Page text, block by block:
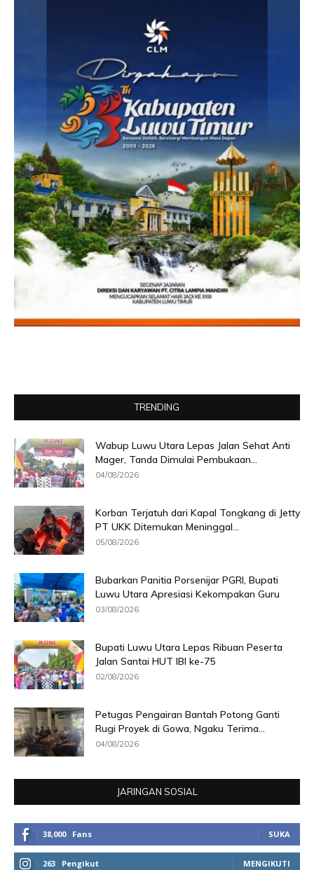
TRENDING
Wabup Luwu Utara Lepas Jalan Sehat Anti
Mager, Tanda Dimulai Pembukaan...
04/08/2026
Korban Terjatuh dari Kapal Tongkang di Jetty
PT UKK Ditemukan Meninggal...
05/08/2026
Bubarkan Panitia Porsenijar PGRI, Bupati
Luwu Utara Apresiasi Kekompakan Guru
03/08/2026
Bupati Luwu Utara Lepas Ribuan Peserta
Jalan Santai HUT IBI ke-75
02/08/2026
Petugas Pengairan Bantah Potong Ganti
Rugi Proyek di Gowa, Ngaku Terima...
04/08/2026
JARINGAN SOSIAL
38,000 Fans SUKA
263 Pengikut MENGIKUTI